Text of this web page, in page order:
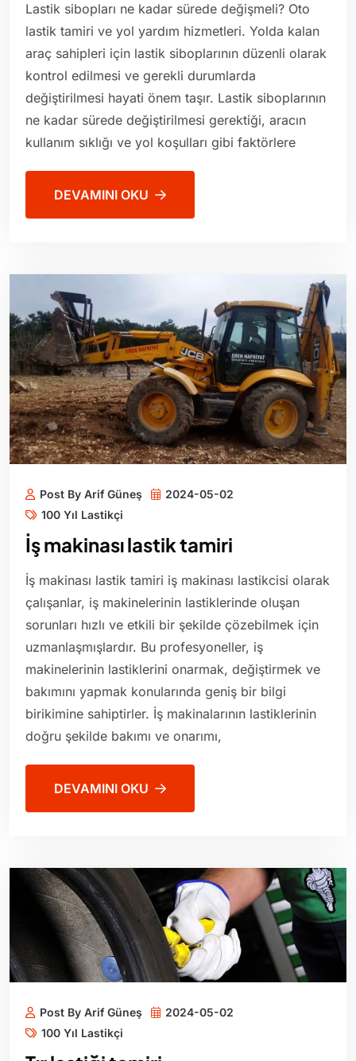
Lastik sibopları ne kadar sürede değişmeli? Oto
lastik tamiri ve yol yardım hizmetleri. Yolda kalan
araç sahipleri için lastik siboplarının düzenli olarak
kontrol edilmesi ve gerekli durumlarda
değiştirilmesi hayati önem taşır. Lastik siboplarının
ne kadar sürede değiştirilmesi gerektiği, aracın
kullanım sıklığı ve yol koşulları gibi faktörlere
DEVAMINI OKU
Post By Arif Güneş
2024-05-02
100 Yıl Lastikçi
İş makinası lastik tamiri
İş makinası lastik tamiri iş makinası lastikcisi olarak
çalışanlar, iş makinelerinin lastiklerinde oluşan
sorunları hızlı ve etkili bir şekilde çözebilmek için
uzmanlaşmışlardır. Bu profesyoneller, iş
makinelerinin lastiklerini onarmak, değiştirmek ve
bakımını yapmak konularında geniş bir bilgi
birikimine sahiptirler. İş makinalarının lastiklerinin
doğru şekilde bakımı ve onarımı,
DEVAMINI OKU
Post By Arif Güneş
2024-05-02
100 Yıl Lastikçi